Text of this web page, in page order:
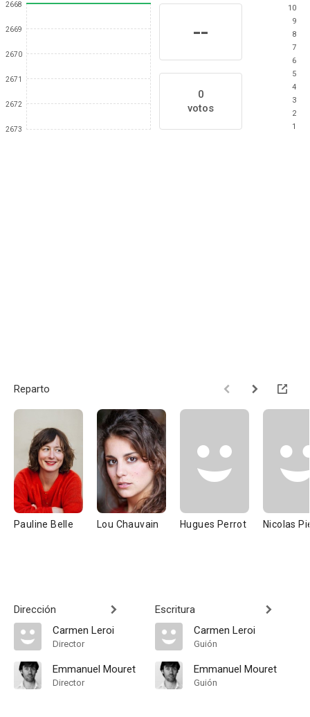
2668
2669
2670
2671
2672
2673
--
0
votos
10
9
8
7
6
5
4
3
2
1
Reparto
Pauline Belle Lou Chauvain Hugues Perrot Nicolas
Dirección
Carmen Leroi
Director
Emmanuel Mouret
Director
Escritura
Carmen Leroi
Guión
Emmanuel Mouret
Guión